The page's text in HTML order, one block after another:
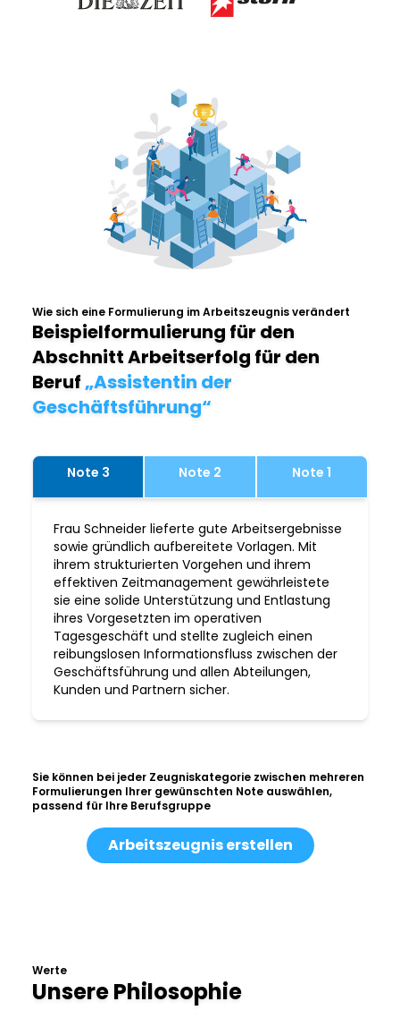
Wie sich eine Formulierung im Arbeitszeugnis verändert
Beispielformulierung für den
Abschnitt Arbeitserfolg für den
Beruf„Assistentin der
Geschäftsführung“
Note 3 Note 2 Note 1
Frau Schneider lieferte gute Arbeitsergebnisse
sowie gründlich aufbereitete Vorlagen. Mit
ihrem strukturierten Vorgehen und ihrem
effektiven Zeitmanagement gewährleistete
sie eine solide Unterstützung und Entlastung
ihres Vorgesetzten im operativen
Tagesgeschäft und stellte zugleich einen
reibungslosen Informationsfluss zwischen der
Geschäftsführung und allen Abteilungen,
Kunden und Partnern sicher.
Sie können bei jeder Zeugniskategorie zwischen mehreren
Formulierungen Ihrer gewünschten Note auswählen,
passend für Ihre Berufsgruppe
Arbeitszeugnis erstellen
Werte
Unsere Philosophie